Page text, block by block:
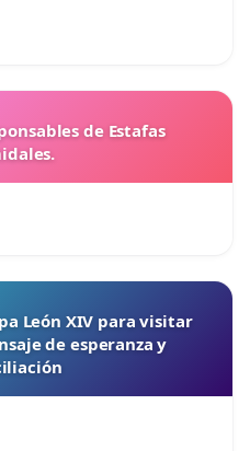
de Estafas
León XIV para visitar
de esperanza y